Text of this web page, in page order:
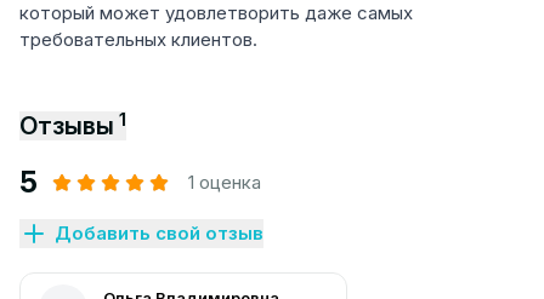
который может удовлетворить даже самых
требовательных клиентов.
Отзывы 1
5 1 оценка
Добавить свой отзыв